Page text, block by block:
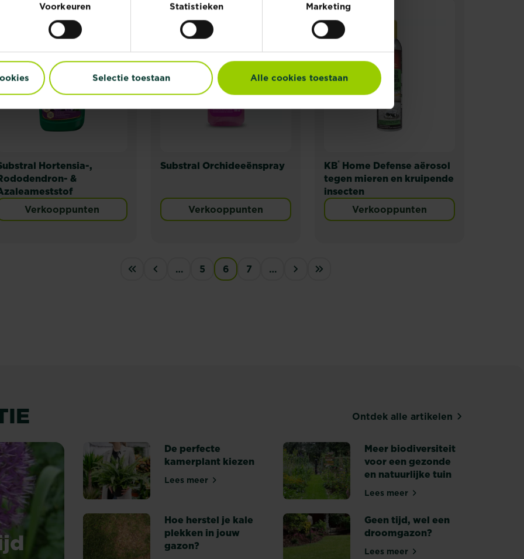
Voorkeuren Statistieken Marketing
Selectie toestaan Alle cookies toestaan
Hortensia-,
&
Verkooppunten
Substral Orchideeënspray
Verkooppunten
KB® Home Defense aërosol
tegen mieren en kruipende
insecten
Verkooppunten
… 5 6 7
…
Ontdek alle artikelen
De perfecte
kamerplant kiezen
Lees meerDe perfecte kamerplant kiezen
Meer biodiversiteit
voor een gezonde
en natuurlijke tuin
Lees meerMeer biodiversiteit voor een
Hoe herstel je kale
plekken in jouw
gazon?
Geen tijd, wel een
droomgazon?
Lees meerGeen tijd, wel een